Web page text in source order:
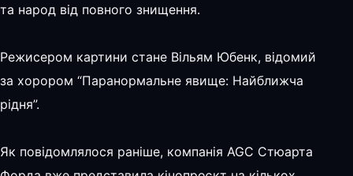
та народ від повного знищення.
Режисером картини стане Вільям Юбенк, відомий
за хорором “Паранормальне явище: Найближча
рідня”.
Як повідомлялося раніше, компанія AGC Стюарта